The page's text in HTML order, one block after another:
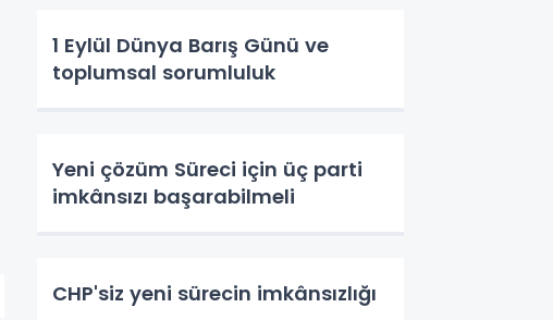
1 Eylül Dünya Barış Günü ve
toplumsal sorumluluk
Yeni çözüm Süreci için üç parti
imkânsızı başarabilmeli
CHP'siz yeni sürecin imkânsızlığı